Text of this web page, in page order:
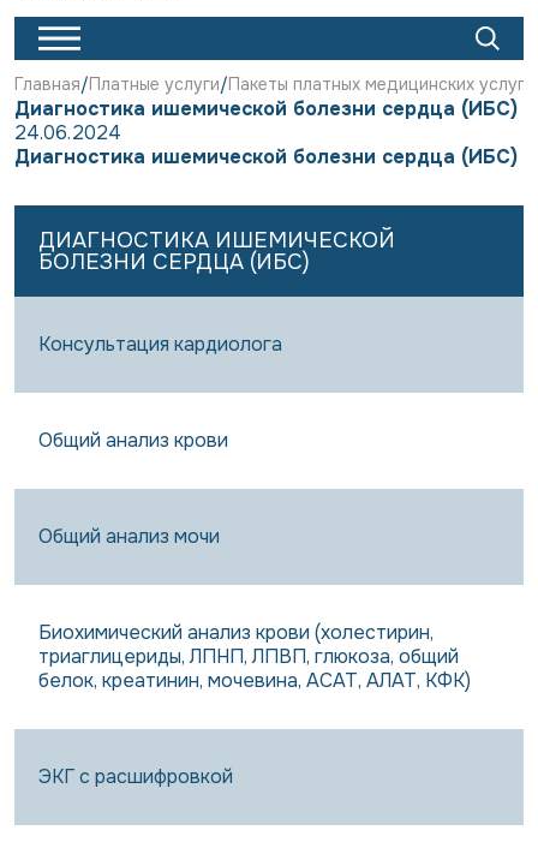
Главная Платные услуги Пакеты платных медицинских услуг
Диагностика ишемической болезни сердца (ИБС)
24.06.2024
Диагностика ишемической болезни сердца (ИБС)
ДИАГНОСТИКА ИШЕМИЧЕСКОЙ
БОЛЕЗНИ СЕРДЦА (ИБС)
Консультация кардиолога
Общий анализ крови
Общий анализ мочи
Биохимический анализ крови (холестирин,
триаглицериды, ЛПНП, ЛПВП, глюкоза, общий
белок, креатинин, мочевина, АСАТ, АЛАТ, КФК)
ЭКГ с расшифровкой